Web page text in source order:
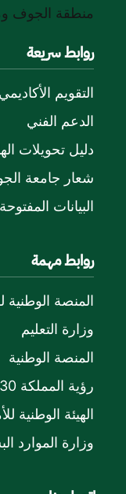
منطقة الجوف
روابط سريعة
التقويم الأكاديمي
الدعم الفني
دليل تحويلات
شعار جامعة
البيانات المفتوحة
روابط مهمة
المنصة الوطنية
وزارة التعليم
المنصة الوطنية
رؤية المملكة 2030
الهيئة الوطنية
وزارة الموارد